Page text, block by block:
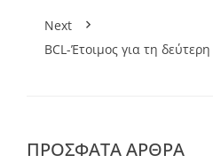
Next
BCL-Έτοιμος για τη
ΠΡΌΣΦΑΤΑ ΆΡΘΡΑ